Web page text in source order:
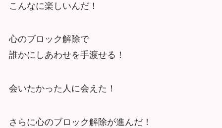
こんなに楽しいんだ！
心のブロック解除で
誰かにしあわせを手渡せる！
会いたかった人に会えた！
さらに心のブロック解除が進んだ！